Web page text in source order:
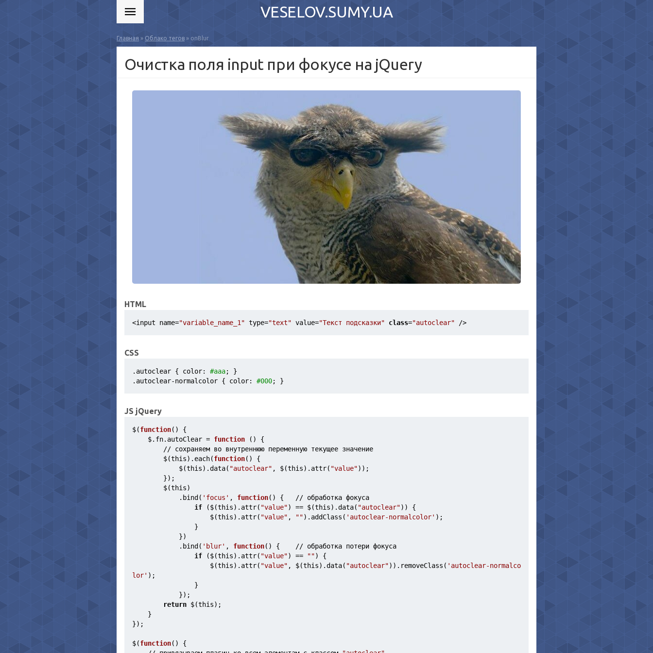
VESELOV.SUMY.UA
Главная » Облако тегов » onBlur
Очистка поля input при фокусе на jQuery
HTML
<input name="variable_name_1" type="text" value="Текст подсказки" class="autoclear" />
CSS
.autoclear { color: #aaa; }
.autoclear-normalcolor { color: #000; }
JS jQuery
$(function() {
    $.fn.autoClear =
function () {
        // сохраняем во внутреннюю переменную текущее значение
        $(this).each(
function() {
            $(this).data(
"autoclear" , $(this).attr( "value"));
        });
        $(this)
            .bind(
'focus' , function() {   // обработка фокуса
if ($(this).attr( "value") == $(this).data( "autoclear")) {
                    $(this).attr(
"value" , "").addClass( 'autoclear-normalcolor' );
                }
            })
            .bind(
'blur' , function() {    // обработка потери фокуса
if ($(this).attr( "value") == "") {
                    $(this).attr(
"value" , $(this).data( "autoclear")).removeClass( 'autoclear-normalco
lor' );
                }
            });
return $(this);
    }
});
$(function() {